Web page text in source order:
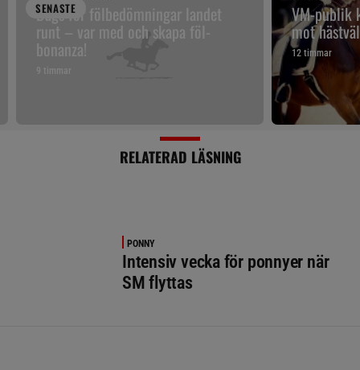
SENASTE
Dags för fölbedömningar landet
runt – var med och skapa föl-
bonanza!
9 timmar
VM-publik
mot
12 timmar
RELATERAD LÄSNING
PONNY
Intensiv vecka för ponnyer när
SM flyttas